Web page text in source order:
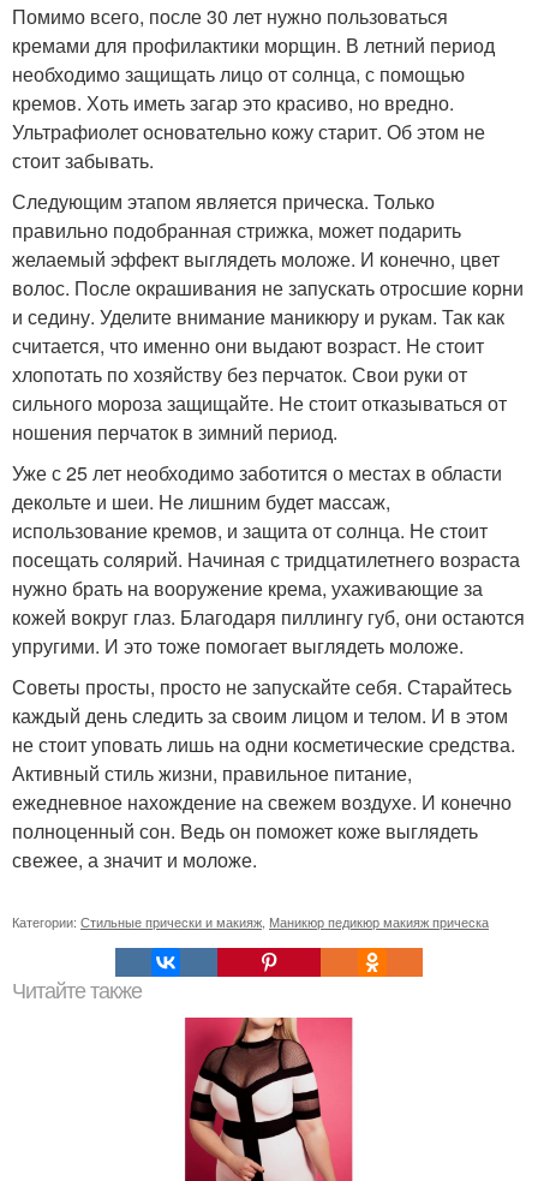
Помимо всего, после 30 лет нужно пользоваться
кремами для профилактики морщин. В летний период
необходимо защищать лицо от солнца, с помощью
кремов. Хоть иметь загар это красиво, но вредно.
Ультрафиолет основательно кожу старит. Об этом не
стоит забывать.
Следующим этапом является прическа. Только
правильно подобранная стрижка, может подарить
желаемый эффект выглядеть моложе. И конечно, цвет
волос. После окрашивания не запускать отросшие корни
и седину. Уделите внимание маникюру и рукам. Так как
считается, что именно они выдают возраст. Не стоит
хлопотать по хозяйству без перчаток. Свои руки от
сильного мороза защищайте. Не стоит отказываться от
ношения перчаток в зимний период.
Уже с 25 лет необходимо заботится о местах в области
декольте и шеи. Не лишним будет массаж,
использование кремов, и защита от солнца. Не стоит
посещать солярий. Начиная с тридцатилетнего возраста
нужно брать на вооружение крема, ухаживающие за
кожей вокруг глаз. Благодаря пиллингу губ, они остаются
упругими. И это тоже помогает выглядеть моложе.
Советы просты, просто не запускайте себя. Старайтесь
каждый день следить за своим лицом и телом. И в этом
не стоит уповать лишь на одни косметические средства.
Активный стиль жизни, правильное питание,
ежедневное нахождение на свежем воздухе. И конечно
полноценный сон. Ведь он поможет коже выглядеть
свежее, а значит и моложе.
Категории: Стильные прически и макияж Маникюр педикюр макияж прическа
Читайте также